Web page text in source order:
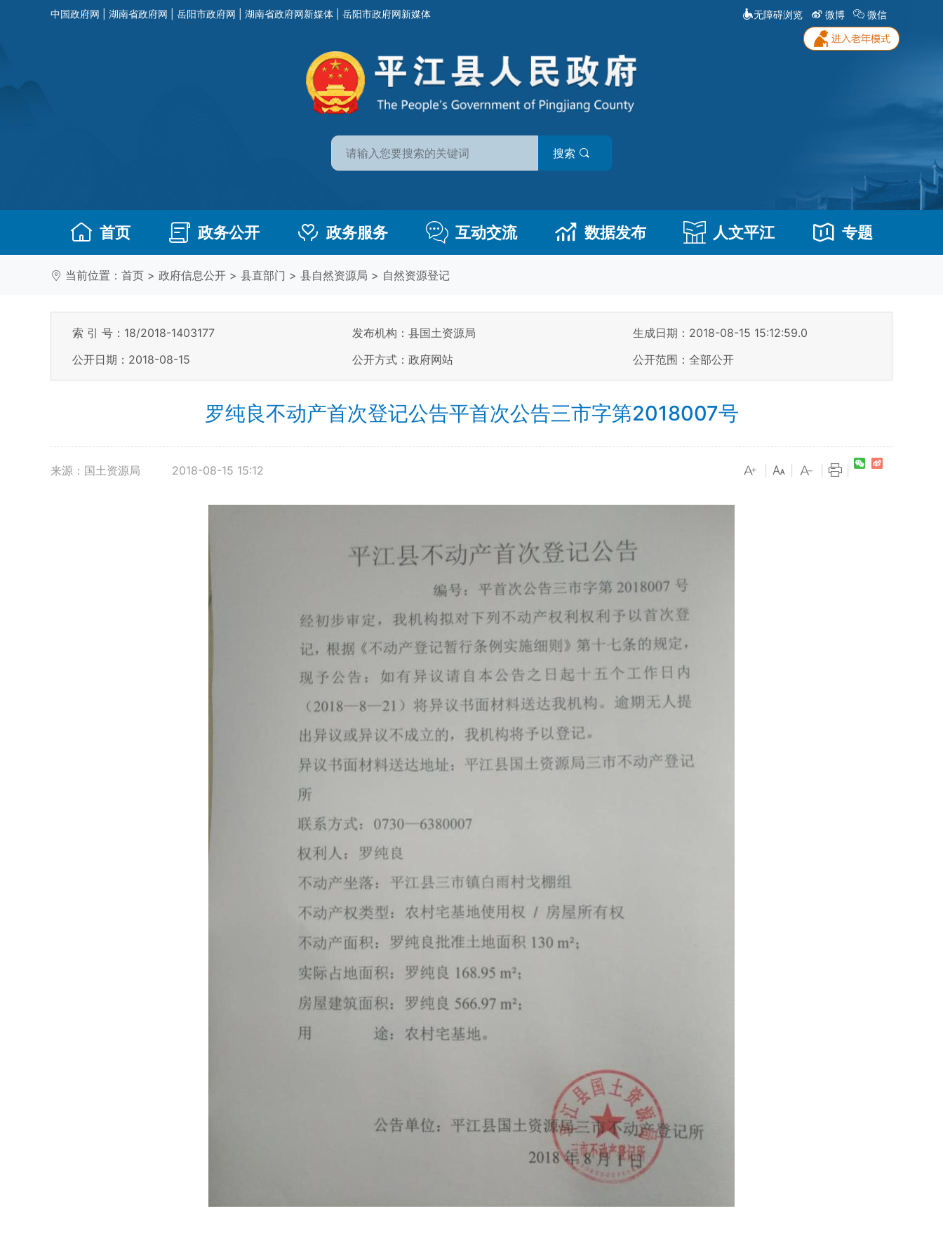
中国政府网 湖南省政府网 岳阳市政府网 湖南省政府网新媒体 岳阳市政府网新媒体 无障碍浏览 微博 微信
搜索
首页 政务公开 政务服务 互动交流 数据发布 人文平江 专题
当前位置： 首页 > 政府信息公开 > 县直部门 > 县自然资源局 > 自然资源登记
索 引 号：18/2018-1403177 发布机构：县国土资源局
生成日期：2018-08-15 15:12:59.0
公开日期：2018-08-15
公开方式：政府网站 公开范围：全部公开
罗纯良不动产首次登记公告平首次公告三市字第2018007号
来源：国土资源局 2018-08-15 15:12